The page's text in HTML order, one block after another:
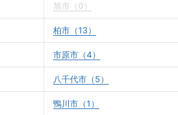
旭市（0）
柏市（13）
市原市（4）
八千代市（5）
鴨川市（1）